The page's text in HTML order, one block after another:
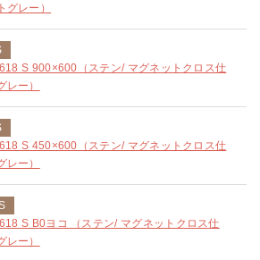
グレー）
S 900×600（ステン/ マグネットクロス仕
レー）
S 450×600（ステン/ マグネットクロス仕
レー）
S B0ヨコ （ステン/ マグネットクロス仕
レー）